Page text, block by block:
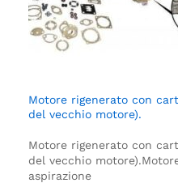
Motore rigenerato con
del vecchio motore).
Motore rigenerato con
del vecchio motore).
aspirazione